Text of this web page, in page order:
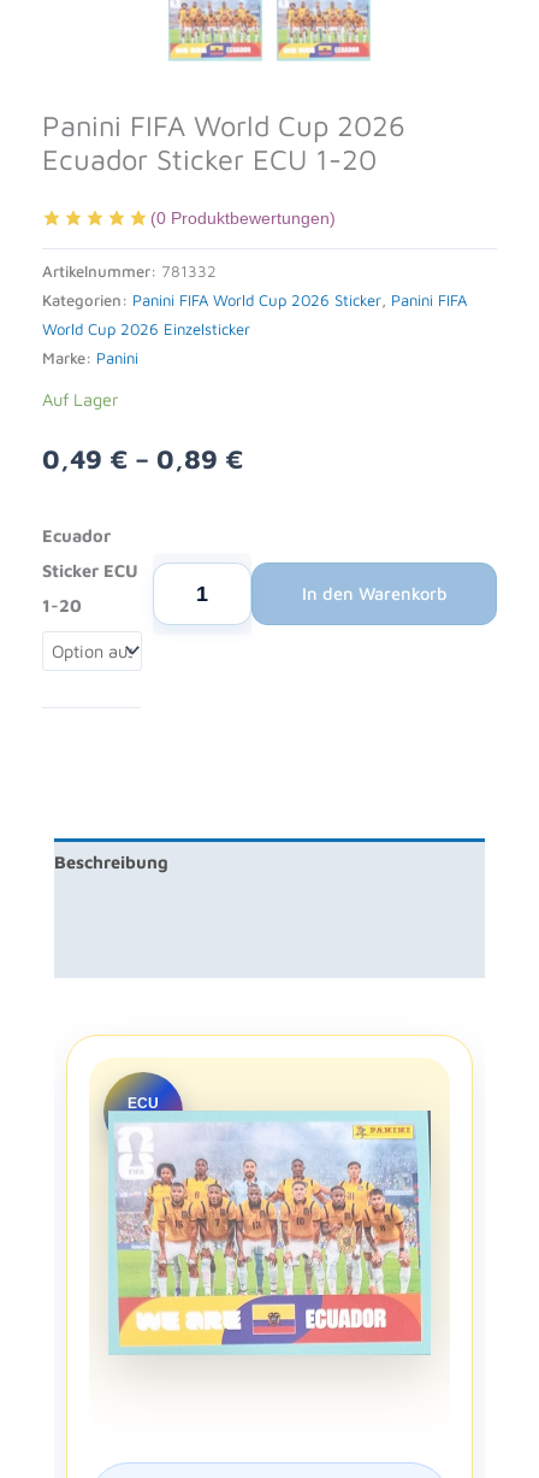
Panini FIFA World Cup 2026
Ecuador Sticker ECU 1-20
(0 Produktbewertungen)
Artikelnummer: 781332
Kategorien: Panini FIFA World Cup 2026 Sticker Panini FIFA
World Cup 2026 Einzelsticker
Marke: Panini
Auf Lager
0,49 € – 0,89 €
Ecuador
Sticker ECU
1-20
Panini
20
Menge
In den Warenkorb
Alternative:
Beschreibung
ECU
13